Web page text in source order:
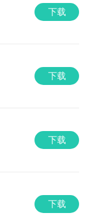
下载
下载
下载
下载